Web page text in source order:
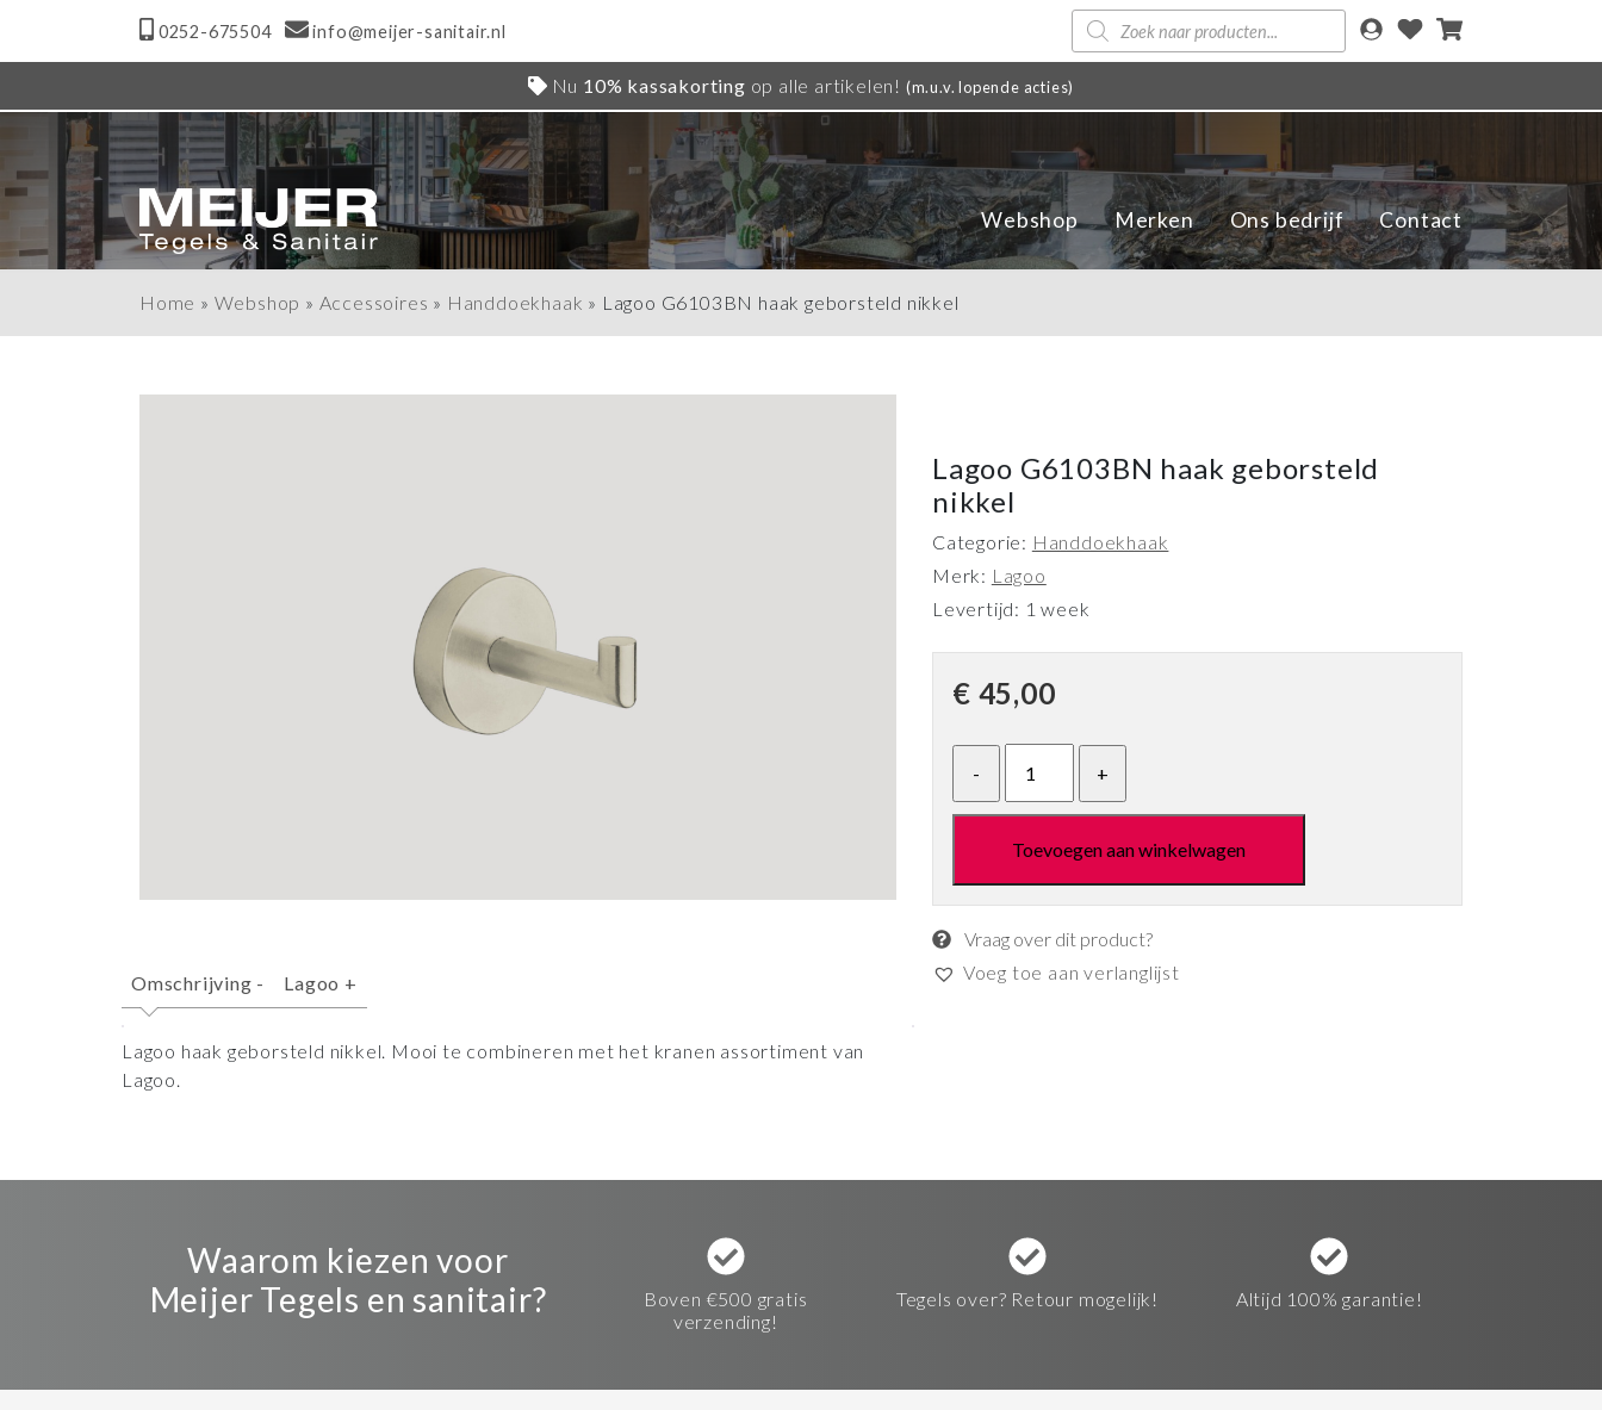
0252-675504 info@meijer-sanitair.nl
Producten
zoeken
Nu 10% kassakorting op alle artikelen! (m.u.v. lopende acties)
Webshop Merken Ons bedrijf Contact
Home » Webshop » Accessoires » Handdoekhaak » Lagoo G6103BN haak geborsteld nikkel
Omschrijving - Lagoo +
Lagoo haak geborsteld nikkel. Mooi te combineren met het kranen assortiment van
Lagoo.
Lagoo G6103BN haak geborsteld
nikkel
Categorie: Handdoekhaak
Merk: Lagoo
Levertijd: 1 week
€ 45,00
Toevoegen aan winkelwagen
Vraag over dit product?
Voeg toe aan verlanglijst
Waarom kiezen voor
Meijer Tegels en sanitair?
Boven €500 gratis
verzending!
Tegels over? Retour mogelijk! Altijd 100% garantie!